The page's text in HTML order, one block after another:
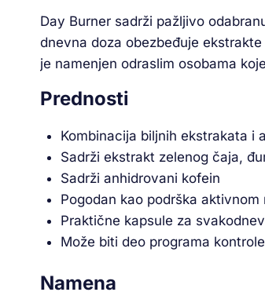
Day Burner sadrži pažljivo
dnevna doza obezbeđuje
je namenjen odraslim osobama
Prednosti
Kombinacija biljnih ekstrakata i
Sadrži ekstrakt zelenog čaja,
Sadrži anhidrovani kofein
Pogodan kao podrška
Praktične kapsule za
Može biti deo programa
Namena